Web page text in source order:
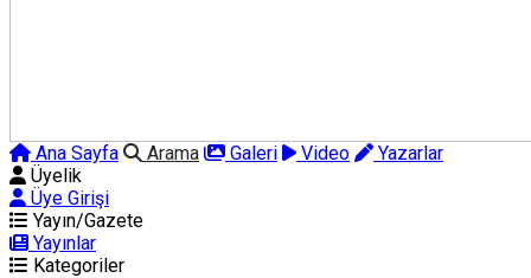
Ana Sayfa Arama Galeri Video
Yazarlar
Üyelik
Üye Girişi
Yayın/Gazete
Yayınlar
Kategoriler